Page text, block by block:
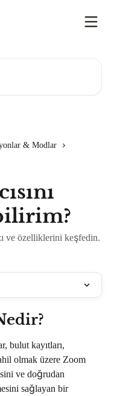
& Modlar
ve özelliklerini keşfedin.
bulut kayıtları,
olmak üzere Zoom
ve doğrudan
sağlayan bir